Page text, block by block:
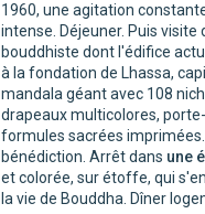
1960, une agitation
intense. Déjeuner. Puis visite
bouddhiste dont l'édifice
à la fondation de Lhassa,
mandala géant avec 108
drapeaux multicolores,
formules sacrées imprimées.
bénédiction. Arrêt dans une
et colorée, sur étoffe, qui
la vie de Bouddha. Dîner